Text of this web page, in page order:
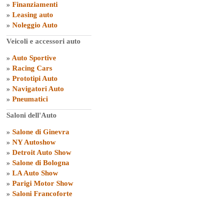
» Finanziamenti
» Leasing auto
» Noleggio Auto
Veicoli e accessori auto
» Auto Sportive
» Racing Cars
» Prototipi Auto
» Navigatori Auto
» Pneumatici
Saloni dell'Auto
» Salone di Ginevra
» NY Autoshow
» Detroit Auto Show
» Salone di Bologna
» LA Auto Show
» Parigi Motor Show
» Saloni Francoforte